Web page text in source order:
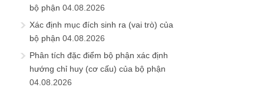
bộ phận 04.08.2026
Xác định mục đích sinh ra (vai trò) của
bộ phận 04.08.2026
Phân tích đặc điểm bộ phận xác định
hướng chỉ huy (cơ cấu) của bộ phận
04.08.2026